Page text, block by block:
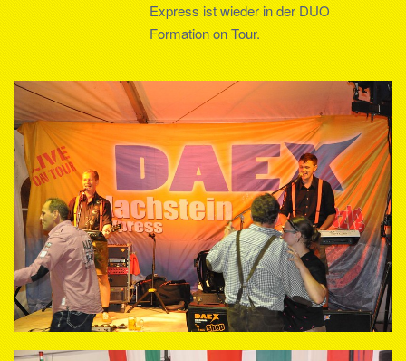
Express ist wieder in der DUO
Formation on Tour.